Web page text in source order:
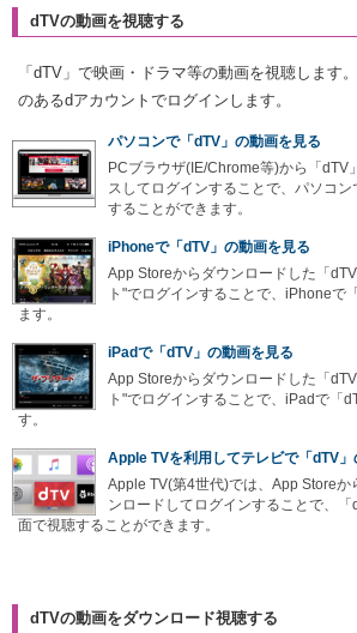
dTVの動画を視聴する
「dTV」で映画・ドラマ等の動画を視聴します
のあるdアカウントでログインします。
パソコンで「dTV」の動画を見る
PCブラウザ(IE/Chrome等)から「dTV
スしてログインすることで、パソコ
することができます。
iPhoneで「dTV」の動画を見る
App Storeからダウンロードした「
ト"でログインすることで、iPhoneで
ます。
iPadで「dTV」の動画を見る
App Storeからダウンロードした「
ト"でログインすることで、iPadで「
す。
Apple TVを利用してテレビで「dTV」
Apple TV(第4世代)では、App Storeか
ンロードしてログインすることで、
面で視聴することができます。
dTVの動画をダウンロード視聴する